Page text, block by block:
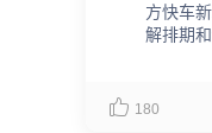
方快车
解排期
 180